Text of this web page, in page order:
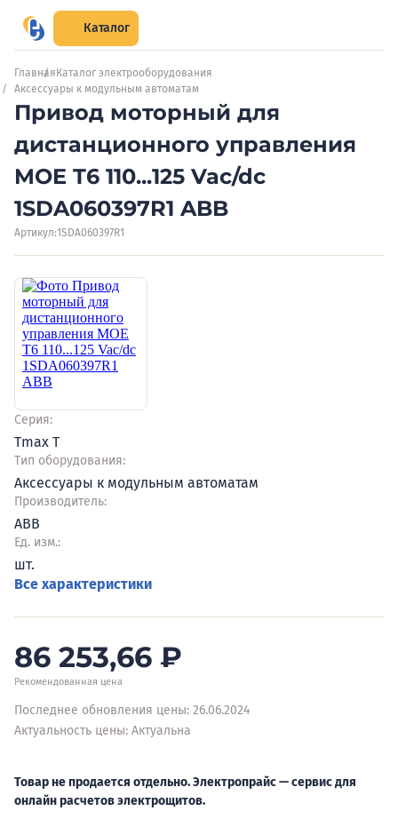
Каталог
Главная Каталог электрооборудования
Аксессуары к модульным автоматам
Привод моторный для
дистанционного управления
MOE T6 110...125 Vac/dc
1SDA060397R1 ABB
Артикул:1SDA060397R1
Серия:
Tmax T
Тип оборудования:
Аксессуары к модульным автоматам
Производитель:
ABB
Ед. изм.:
шт.
Все характеристики
86 253,66 ₽
Рекомендованная цена
Последнее обновления цены: 26.06.2024
Актуальность цены: Актуальна
Товар не продается отдельно. Электропрайс — сервис для
онлайн расчетов электрощитов.